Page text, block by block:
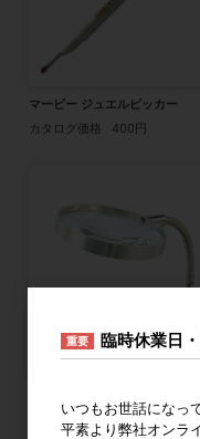
マービー ジュエルピッカー
カタログ価格
400円
カタログ価格
3,900円
重要 臨時休業日
いつもお世話になっ
平素より弊社オンラ